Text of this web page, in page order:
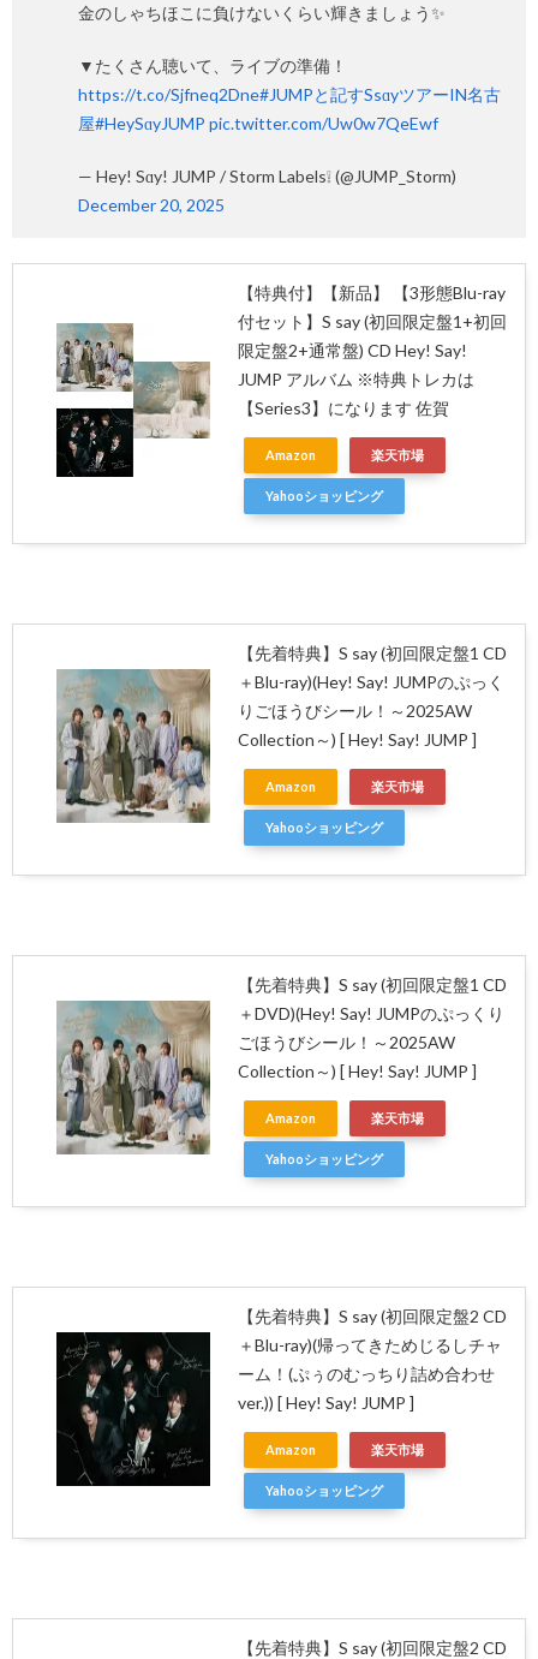
金のしゃちほこに負けないくらい輝きましょう✨
▼たくさん聴いて、ライブの準備！
https://t.co/Sjfneq2Dne#JUMPと記すSsɑyツアーIN名古
屋#HeySɑyJUMP pic.twitter.com/Uw0w7QeEwf
— Hey! Sɑy! JUMP / Storm Labels❕ (@JUMP_Storm)
December 20, 2025
【特典付】【新品】 【3形態Blu-ray
付セット】S say (初回限定盤1+初回
限定盤2+通常盤) CD Hey! Say!
JUMP アルバム ※特典トレカは
【Series3】になります 佐賀
Amazon 楽天市場
Yahooショッピング
【先着特典】S say (初回限定盤1 CD
＋Blu-ray)(Hey! Say! JUMPのぷっく
りごほうびシール！～2025AW
Collection～) [ Hey! Say! JUMP ]
Amazon 楽天市場
Yahooショッピング
【先着特典】S say (初回限定盤1 CD
＋DVD)(Hey! Say! JUMPのぷっくり
ごほうびシール！～2025AW
Collection～) [ Hey! Say! JUMP ]
Amazon 楽天市場
Yahooショッピング
【先着特典】S say (初回限定盤2 CD
＋Blu-ray)(帰ってきためじるしチャ
ーム！(ぷぅのむっちり詰め合わせ
ver.)) [ Hey! Say! JUMP ]
Amazon 楽天市場
Yahooショッピング
【先着特典】S say (初回限定盤2 CD